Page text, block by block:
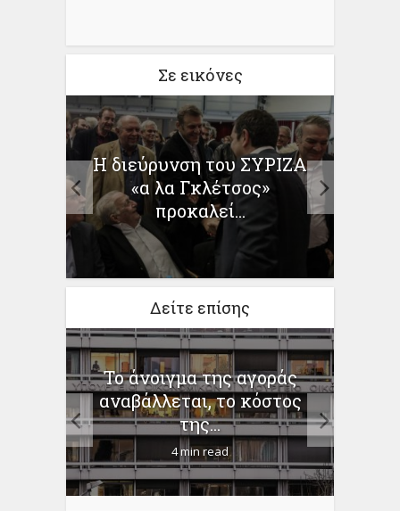
Σε εικόνες
Η διεύρυνση του ΣΥΡΙΖΑ
«α λα Γκλέτσος»
προκαλεί...
Δείτε επίσης
To άνοιγμα της αγοράς
αναβάλλεται, το κόστος
της...
4 min read